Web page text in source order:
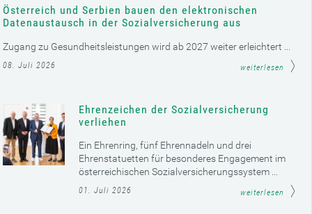
Österreich und Serbien bauen den elektronischen
Datenaustausch in der Sozialversicherung aus
Zugang zu Gesundheitsleistungen wird ab 2027 weiter erleichtert ...
08. Juli 2026 weiterlesen
Ehrenzeichen der Sozialversicherung
verliehen
Ein Ehrenring, fünf Ehrennadeln und drei
Ehrenstatuetten für besonderes Engagement im
österreichischen Sozialversicherungssystem ...
01. Juli 2026 weiterlesen